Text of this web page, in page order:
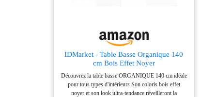
une hauteur de 36,5
cm. La petite table a
un diamètre de 40 cm
et une hauteur de 46,5
cm. 【Beaucoup
d'espace de
IDMarket - Table Basse Organique 140
cm Bois Effet Noyer
Découvrez la table basse ORGANIQUE 140 cm idéale
pour tous types d'intérieurs Son coloris bois effet
noyer et son look ultra-tendance réveilleront la